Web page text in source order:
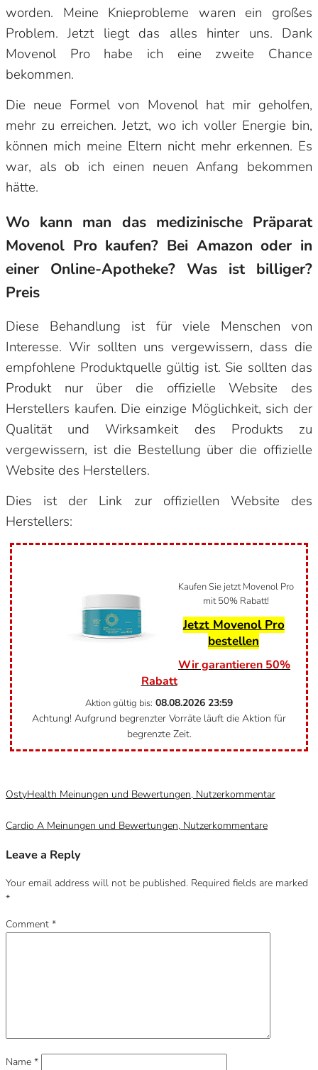
worden. Meine Knieprobleme waren ein großes
Problem. Jetzt liegt das alles hinter uns. Dank
Movenol Pro habe ich eine zweite Chance
bekommen.
Die neue Formel von Movenol hat mir geholfen,
mehr zu erreichen. Jetzt, wo ich voller Energie bin,
können mich meine Eltern nicht mehr erkennen. Es
war, als ob ich einen neuen Anfang bekommen
hätte.
Wo kann man das medizinische Präparat
Movenol Pro kaufen? Bei Amazon oder in
einer Online-Apotheke? Was ist billiger?
Preis
Diese Behandlung ist für viele Menschen von
Interesse. Wir sollten uns vergewissern, dass die
empfohlene Produktquelle gültig ist. Sie sollten das
Produkt nur über die offizielle Website des
Herstellers kaufen. Die einzige Möglichkeit, sich der
Qualität und Wirksamkeit des Produkts zu
vergewissern, ist die Bestellung über die offizielle
Website des Herstellers.
Dies ist der Link zur offiziellen Website des
Herstellers:
Kaufen Sie jetzt Movenol Pro
mit 50% Rabatt!
Jetzt Movenol Pro
bestellen
Wir garantieren 50%
Rabatt
Aktion gültig bis: 08.08.2026 23:59
Achtung! Aufgrund begrenzter Vorräte läuft die Aktion für
begrenzte Zeit.
OstyHealth Meinungen und Bewertungen, Nutzerkommentar
Cardio A Meinungen und Bewertungen, Nutzerkommentare
Leave a Reply
Your email address will not be published. Required fields are marked
*
Comment *
Name *